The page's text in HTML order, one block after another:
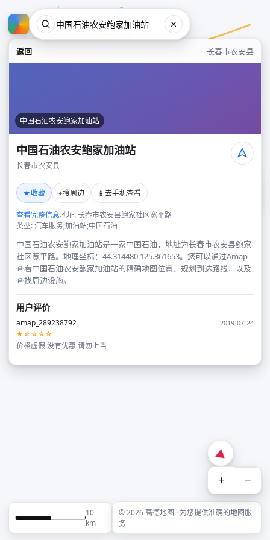
返回 长春市农安县
中国石油农安鲍家加油站
中国石油农安鲍家加油站
长春市农安县
★收藏 ⌖搜周边 📱 去手机查看
查看完整信息地址: 长春市农安县鲍家社区宽平路
类型: 汽车服务;加油站;中国石油
中国石油农安鲍家加油站是一家中国石油，地址为长春市农安县鲍家
社区宽平路。地理坐标：44.314480,125.361653。您可以通过Amap
查看中国石油农安鲍家加油站的精确地图位置、规划到达路线，以及
查找周边设施。
用户评价
amap_289238792
2019-07-24
★☆☆☆☆
价格虚假 没有优惠 请勿上当
+ −
10
km
© 2026 高德地图 · 为您提供准确的地图服
务